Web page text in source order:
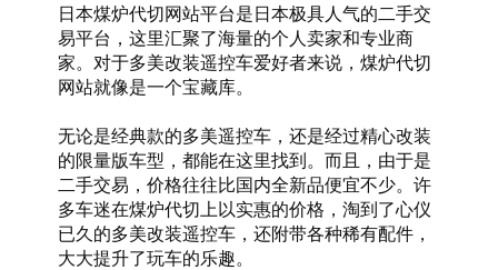
日本煤炉代切网站平台是日本极具人气的二手交
易平台，这里汇聚了海量的个人卖家和专业商
家。对于多美改装遥控车爱好者来说，煤炉代切
网站就像是一个宝藏库。
无论是经典款的多美遥控车，还是经过精心改装
的限量版车型，都能在这里找到。而且，由于是
二手交易，价格往往比国内全新品便宜不少。许
多车迷在煤炉代切上以实惠的价格，淘到了心仪
已久的多美改装遥控车，还附带各种稀有配件，
大大提升了玩车的乐趣。